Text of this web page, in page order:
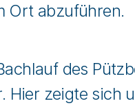
Ort abzuführen.
des
Hier zeigte sich